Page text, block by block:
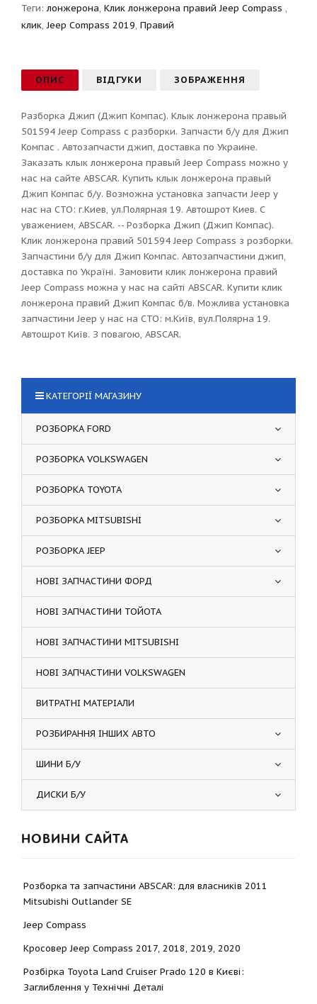
Теги:лонжерона, Клик лонжерона правий Jeep Compass ,
клик,Jeep Compass 2019, Правий
ОПИС ВІДГУКИ ЗОБРАЖЕННЯ
Разборка Джип (Джип Компас). Клык лонжерона правый
501594 Jeep Compass с разборки. Запчасти б/у для Джип
Компас . Автозапчасти джип, доставка по Украине.
Заказать клык лонжерона правый Jeep Compass можно у
нас на сайте ABSCAR. Купить клык лонжерона правый
Джип Компас б/у. Возможна установка запчасти Jeep у
нас на СТО: г.Киев, ул.Полярная 19. Автошрот Киев. С
уважением, ABSCAR. -- Розборка Джип (Джип Компас).
Клик лонжерона правий 501594 Jeep Compass з розборки.
Запчастини б/у для Джип Компас. Автозапчастини джип,
доставка по Україні. Замовити клик лонжерона правий
Jeep Compass можна у нас на сайті ABSCAR. Купити клик
лонжерона правий Джип Компас б/в. Можлива установка
запчастини Jeep у нас на СТО: м.Київ, вул.Полярна 19.
Автошрот Київ. З повагою, ABSCAR.
КАТЕГОРІЇ МАГАЗИНУ
РОЗБОРКА FORD
РОЗБОРКА VOLKSWAGEN
РОЗБОРКА TOYOTA
РОЗБОРКА MITSUBISHI
РОЗБОРКА JEEP
НОВІ ЗАПЧАСТИНИ ФОРД
НОВІ ЗАПЧАСТИНИ ТОЙОТА
НОВІ ЗАПЧАСТИНИ MITSUBISHI
НОВІ ЗАПЧАСТИНИ VOLKSWAGEN
ВИТРАТНІ МАТЕРІАЛИ
РОЗБИРАННЯ ІНШИХ АВТО
ШИНИ Б/У
ДИСКИ Б/У
НОВИНИ САЙТА
Розборка та запчастини ABSCAR: для власників 2011
Mitsubishi Outlander SE
Jeep Compass
Кросовер Jeep Compass 2017, 2018, 2019, 2020
Розбірка Toyota Land Cruiser Prado 120 в Києві:
Заглиблення у Технічні Деталі